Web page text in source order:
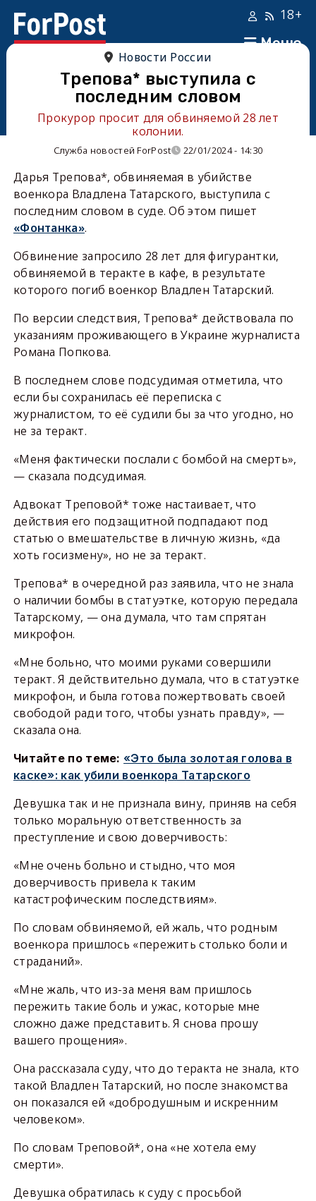
Меню
18+
Новости России
Трепова* выступила с
последним словом
Прокурор просит для обвиняемой 28 лет
колонии.
Служба новостей ForPost 22/01/2024 - 14:30
Дарья Трепова*, обвиняемая в убийстве
военкора Владлена Татарского, выступила с
последним словом в суде. Об этом пишет
«Фонтанка».
Обвинение запросило 28 лет для фигурантки,
обвиняемой в теракте в кафе, в результате
которого погиб военкор Владлен Татарский.
По версии следствия, Трепова* действовала по
указаниям проживающего в Украине журналиста
Романа Попкова.
В последнем слове подсудимая отметила, что
если бы сохранилась её переписка с
журналистом, то её судили бы за что угодно, но
не за теракт.
«Меня фактически послали с бомбой на смерть»,
— сказала подсудимая.
Адвокат Треповой* тоже настаивает, что
действия его подзащитной подпадают под
статью о вмешательстве в личную жизнь, «да
хоть госизмену», но не за теракт.
Трепова* в очередной раз заявила, что не знала
о наличии бомбы в статуэтке, которую передала
Татарскому, — она думала, что там спрятан
микрофон.
«Мне больно, что моими руками совершили
теракт. Я действительно думала, что в статуэтке
микрофон, и была готова пожертвовать своей
свободой ради того, чтобы узнать правду», —
сказала она.
Читайте по теме:«Это была золотая голова в
каске»: как убили военкора Татарского
Девушка так и не признала вину, приняв на себя
только моральную ответственность за
преступление и свою доверчивость:
«Мне очень больно и стыдно, что моя
доверчивость привела к таким
катастрофическим последствиям».
По словам обвиняемой, ей жаль, что родным
военкора пришлось «пережить столько боли и
страданий».
«Мне жаль, что из-за меня вам пришлось
пережить такие боль и ужас, которые мне
сложно даже представить. Я снова прошу
вашего прощения».
Она рассказала суду, что до теракта не знала, кто
такой Владлен Татарский, но после знакомства
он показался ей «добродушным и искренним
человеком».
По словам Треповой*, она «не хотела ему
смерти».
Девушка обратилась к суду с просьбой